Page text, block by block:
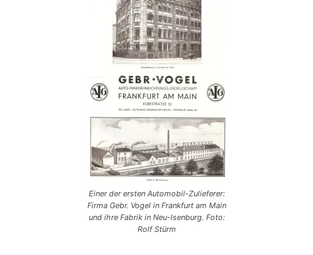
Einer der ersten Automobil-Zulieferer:
Firma Gebr. Vogel in Frankfurt am Main
und ihre Fabrik in Neu-Isenburg. Foto:
Rolf Stürm